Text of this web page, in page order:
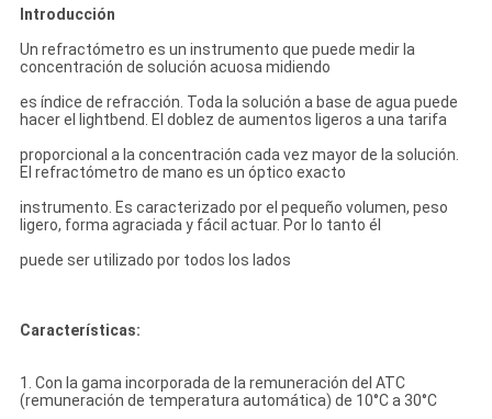
Introducción
Un refractómetro es un instrumento que puede medir la
concentración de solución acuosa midiendo
es índice de refracción. Toda la solución a base de agua puede
hacer el lightbend. El doblez de aumentos ligeros a una tarifa
proporcional a la concentración cada vez mayor de la solución.
El refractómetro de mano es un óptico exacto
instrumento. Es caracterizado por el pequeño volumen, peso
ligero, forma agraciada y fácil actuar. Por lo tanto él
puede ser utilizado por todos los lados
Características:
1. Con la gama incorporada de la remuneración del ATC
(remuneración de temperatura automática) de 10°C a 30°C